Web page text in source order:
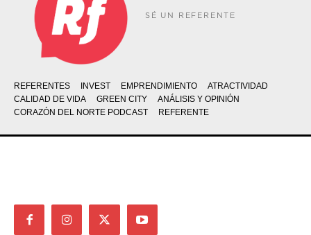
SÉ UN REFERENTE
REFERENTES INVEST EMPRENDIMIENTO
ATRACTIVIDAD
CALIDAD DE VIDA
GREEN CITY
ANÁLISIS Y OPINIÓN
CORAZÓN DEL NORTE PODCAST
REFERENTE